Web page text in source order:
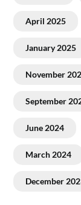
April 2025
January 2025
November
September
June 2024
March 2024
December